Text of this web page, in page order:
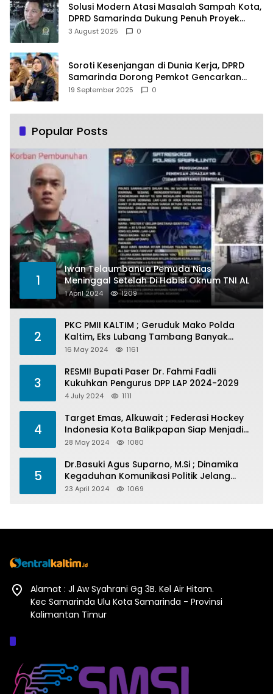
Solusi Modern Atasi Masalah Sampah Kota,
DPRD Samarinda Dukung Penuh Proyek
PLTSA
3 August 2025 0
Soroti Kesenjangan di Dunia Kerja, DPRD
Samarinda Dorong Pemkot Gencarkan
Pemberdayaan Perempuan
19 September 2025 0
Popular Posts
1
Iwan Telaumbanua Pemuda Nias
Meninggal Setelah Di Habisi Oknum TNI AL
1 April 2024 1209
2
PKC PMII KALTIM ; Geruduk Mako Polda
Kaltim, Eks Lubang Tambang Banyak
Menelan Korban
16 May 2024 1161
3
RESMI! Bupati Paser Dr. Fahmi Fadli
Kukuhkan Pengurus DPP LAP 2024-2029
4 July 2024 1111
4
Target Emas, Alkuwait ; Federasi Hockey
Indonesia Kota Balikpapan Siap Menjadi
Barometer Prestasi Di Kaltim
28 May 2024 1080
5
Dr.Basuki Agus Suparno, M.Si ; Dinamika
Kegaduhan Komunikasi Politik Jelang
Pesta Politik 2024
23 April 2024 1069
Alamat : Jl Aw Syahrani Gg 3B. Kel Air Hitam.
Kec Samarinda Ulu Kota Samarinda - Provinsi
Kalimantan Timur